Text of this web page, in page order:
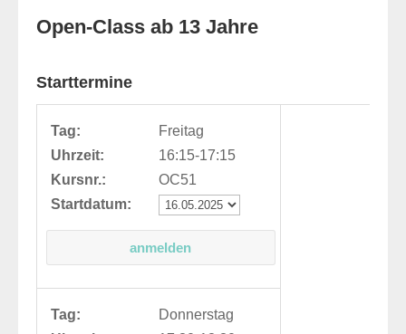
Open-Class ab 13 Jahre
Starttermine
Tag:
Freitag
Uhrzeit:
16:15-17:15
Kursnr.:
OC51
Startdatum:
Tag:
Donnerstag